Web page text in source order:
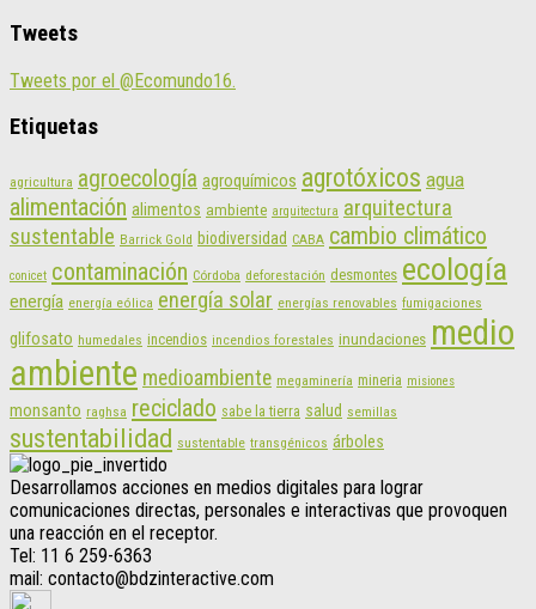
Tweets
Tweets por el @Ecomundo16.
Etiquetas
agricultura agroecología agroquímicos agrotóxicos agua
alimentación alimentos ambiente arquitectura arquitectura
sustentable Barrick Gold biodiversidad CABA cambio climático
conicet contaminación Córdoba deforestación desmontes ecología
energía energía eólica energía solar energías renovables fumigaciones
glifosato humedales incendios incendios forestales inundaciones medio
ambiente medioambiente megaminería mineria misiones
monsanto raghsa reciclado sabe la tierra salud semillas
sustentabilidad sustentable transgénicos árboles
Desarrollamos acciones en medios digitales para lograr
comunicaciones directas, personales e interactivas que provoquen
una reacción en el receptor.
Tel: 11 6 259-6363
mail: contacto@bdzinteractive.com